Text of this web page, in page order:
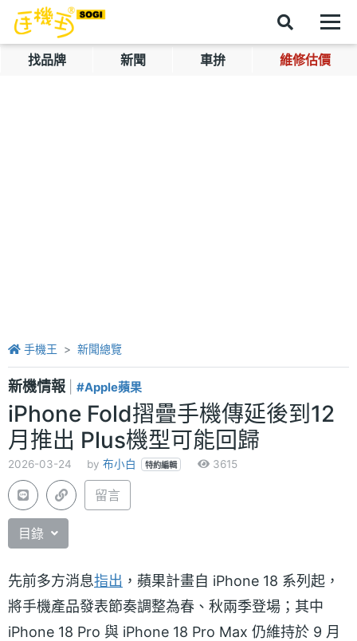
找品牌 新聞 車拚 維修估價
手機王 新聞總覽
新機情報 #Apple蘋果
iPhone Fold摺疊手機傳延後到12
月推出 Plus機型可能回歸
2026-03-24 by 布小白 特約編輯 3615
留言
目錄
先前多方消息指出 ，蘋果計畫自 iPhone 18 系列起，
將手機產品發表節奏調整為春、秋兩季登場；其中
iPhone 18 Pro 與 iPhone 18 Pro Max 仍維持於 9 月